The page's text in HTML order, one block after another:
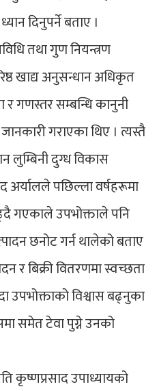
दिनुपर्ने बताए ।
तथा गुण नियन्त्रण
खाद्य अनुसन्धान अधिकृत
गणस्तर सम्बन्धि कानुनी
गराएका थिए । त्यस्तै
लुम्बिनी दुग्ध विकास
पछिल्ला वर्षहरूमा
गएकाले उपभोक्ताले पनि
छनोट गर्न थालेको बताए
र बिक्री वितरणमा स्वच्छता
उपभोक्ताको विश्वास बढ्नुका
समेत टेवा पुग्ने उनको
कृष्णप्रसाद उपाध्यायको